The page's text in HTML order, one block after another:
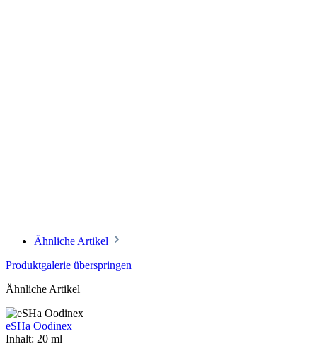
Ähnliche Artikel
Produktgalerie überspringen
Ähnliche Artikel
eSHa Oodinex
Inhalt: 20 ml